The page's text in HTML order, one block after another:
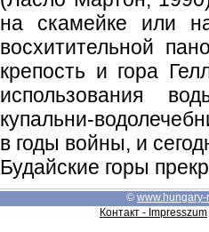
на скамейке или
восхитительной
крепость и гора
использования
купальни-
в годы войны, и
Будайские горы
© www.hungary-
Контакт - Impresszum